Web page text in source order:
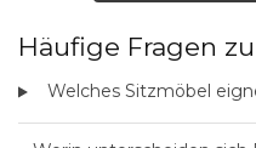
Häufige Fragen
Welches Sitzmöbel